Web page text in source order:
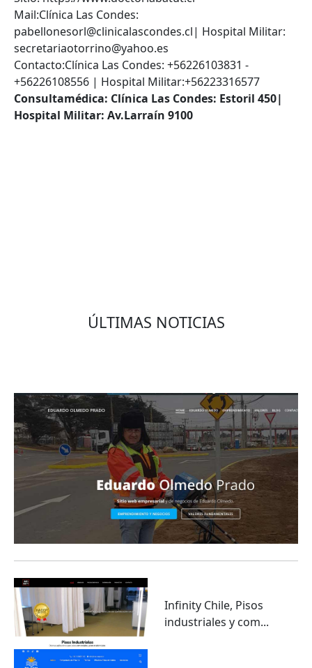
Mail:Clínica Las Condes:
pabellonesorl@clinicalascondes.cl| Hospital Militar:
secretariaotorrino@yahoo.es
Contacto:Clínica Las Condes: +56226103831 -
+56226108556 | Hospital Militar:+56223316577
Consultamédica: Clínica Las Condes: Estoril 450|
Hospital Militar: Av.Larraín 9100
ÚLTIMAS NOTICIAS
Infinity Chile, Pisos
industriales y com...